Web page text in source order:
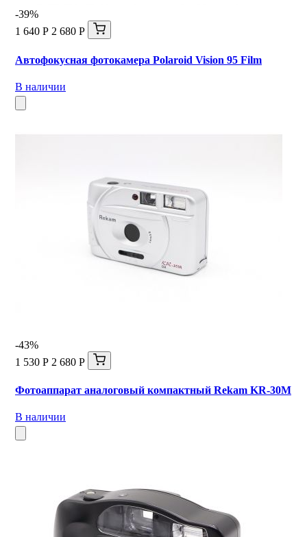
-39%
1 640 Р 2 680 Р
Автофокусная фотокамера Polaroid Vision 95 Film
В наличии
-43%
1 530 Р 2 680 Р
Фотоаппарат аналоговый компактный Rekam KR-30M
В наличии